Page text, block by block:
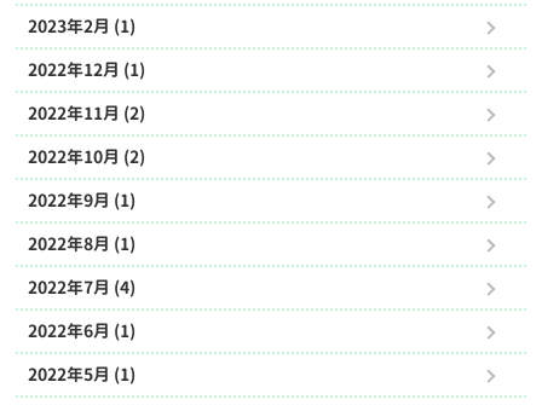
2023年2月 (1)
2022年12月 (1)
2022年11月 (2)
2022年10月 (2)
2022年9月 (1)
2022年8月 (1)
2022年7月 (4)
2022年6月 (1)
2022年5月 (1)